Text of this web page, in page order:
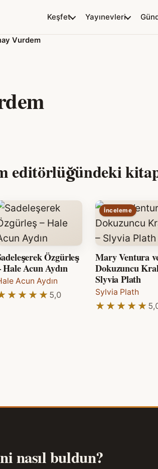
Keşfet Yayınevleri
Vurdem
editörlüğündeki
Özgürleş
Hale Acun Aydın
Acun Aydın
5,0
İnceleme
Mary Ventura
Dokuzuncu
Slyvia Plath
Sylvia Plath
★★★★★
★★★★★
nasıl buldun?